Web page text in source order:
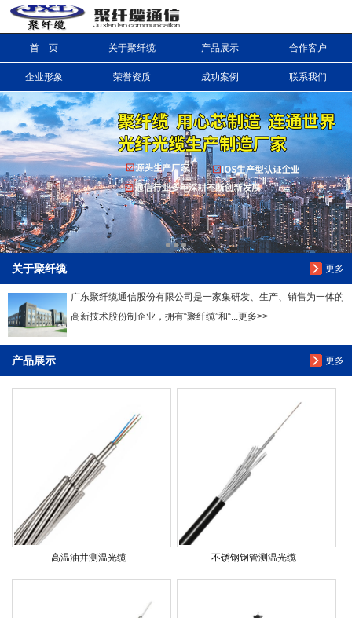
首 页 关于聚纤缆 产品展示 合作客户
企业形象 荣誉资质 成功案例 联系我们
更多
关于聚纤缆
广东聚纤缆通信股份有限公司是一家集研发、生产、销售为一体的
高新技术股份制企业，拥有“聚纤缆”和“...更多>>
更多
产品展示
高温油井测温光缆 不锈钢钢管测温光缆
信息搜索
搜索